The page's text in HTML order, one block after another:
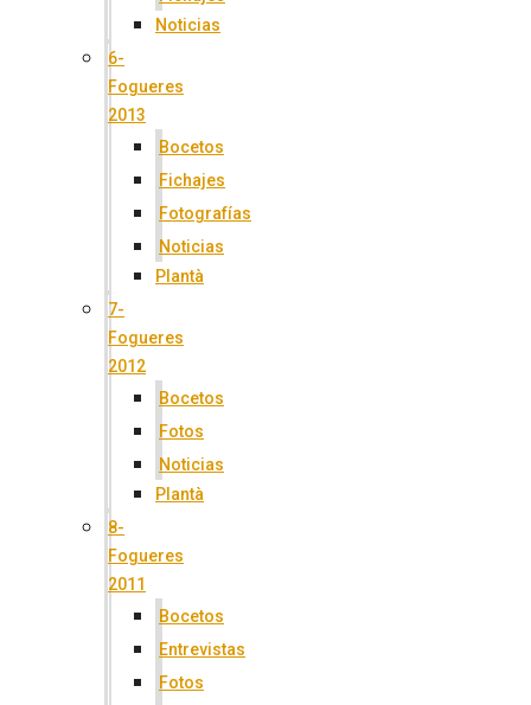
Noticias
6-
Fogueres
2013
Bocetos
Fichajes
Fotografías
Noticias
Plantà
7-
Fogueres
2012
Bocetos
Fotos
Noticias
Plantà
8-
Fogueres
2011
Bocetos
Entrevistas
Fotos